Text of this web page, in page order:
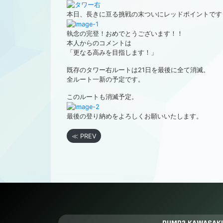
本日、長きに亘る挑戦の末ついにレッドポイントで
執念の完登！おめでとうございます！！
本人からのコメントは
「更なる高みを目指します！」
既存のタワー右ルートは21日を最後に全て消滅。
全ルート一新の予定です。
このルートも消滅予定。
最後の登り納めをよろしくお願いいたします。
≪ PREV